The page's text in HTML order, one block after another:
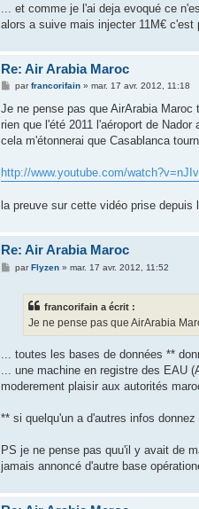
... et comme je l'ai deja evoqué ce
alors a suive mais injecter 11M€
Re: Air Arabia Maroc
M
s
a
g
parfrancorifain» mar. 17 avr. 2012, 11:18
Je ne pense pas que AirArabia
rien que l'été 2011 l'aéroport de
cela m'étonnerai que Casablanca
http://www.youtube.com/
la preuve sur cette vidéo prise depuis
Re: Air Arabia Maroc
MparFlyzen» mar. 17 avr. 2012, 11:52
francorifain a écrit :
Je ne pense pas que AirArabia
... toutes les bases de données **
... une machine en registre des EAU
moderement plaisir aux autorités
** si quelqu'un a d'autres infos
PS je ne pense pas quu'il y avait de
jamais annoncé d'autre base